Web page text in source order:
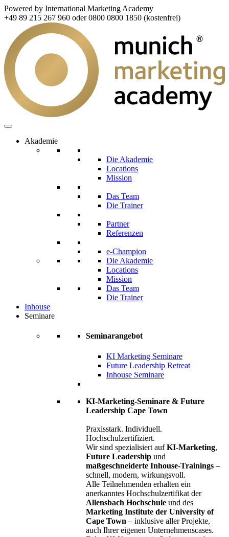
Powered by International Marketing Academy
+49 89 215 267 960 oder 0800 0800 1850 (kostenfrei)
Akademie
Die Akademie
Locations
Mission
Das Team
Die Trainer
Partner
Referenzen
e-Champion
Die Akademie
Locations
Mission
Das Team
Die Trainer
Inhouse
Seminare
Seminarangebot
KI Marketing Seminare
Future Leadership Retreat
Inhouse Seminare
KI-Marketing-Seminare & Future
Leadership Cape Town
Praxisstark. Individuell.
Hochschulzertifiziert.
Wir sind spezialisiert aufKI-Marketing,
Future Leadership und
maßgeschneiderte Inhouse-Trainings –
schnell, modern, wirkungsvoll.
Alle Teilnehmenden erhalten ein
anerkanntes Hochschulzertifikat der
Allensbach Hochschule und des
Marketing Institute der University of
Cape Town – inklusive aller Projekte,
auch Ihrer eigenen Unternehmenscases.